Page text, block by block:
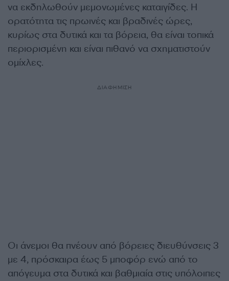
να εκδηλωθούν μεμονωμένες καταιγίδες. Η
ορατότητα τις πρωινές και βραδινές ώρες,
κυρίως στα δυτικά και τα βόρεια, θα είναι τοπικά
περιορισμένη και είναι πιθανό να σχηματιστούν
ομίχλες.
ΔΙΑΦΗΜΙΣΗ
Οι άνεμοι θα πνέουν από βόρειες διευθύνσεις 3
με 4, πρόσκαιρα έως 5 μποφόρ ενώ από το
απόγευμα στα δυτικά και βαθμιαία στις υπόλοιπες